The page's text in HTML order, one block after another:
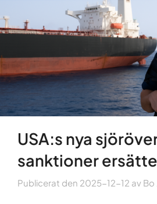
USA:s nya
sanktioner
Publicerat den 2025-12-12 av Bo